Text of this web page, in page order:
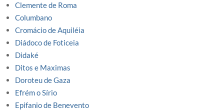
Clemente de Roma
Columbano
Cromácio de Aquiléia
Diádoco de Foticeia
Didaké
Ditos e Maximas
Doroteu de Gaza
Efrém o Sírio
Epifanio de Benevento